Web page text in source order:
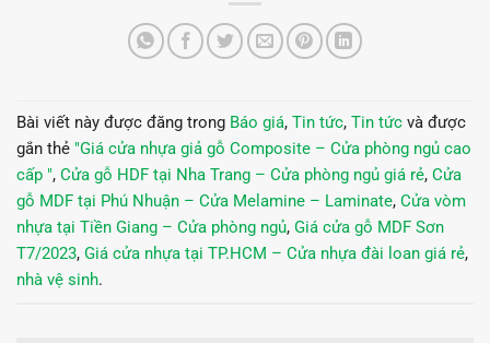
Bài viết này được đăng trong Báo giá, Tin tức, Tin tức và được
gắn thẻ "Giá cửa nhựa giả gỗ Composite – Cửa phòng ngủ cao
cấp ", Cửa gỗ HDF tại Nha Trang – Cửa phòng ngủ giá rẻ, Cửa
gỗ MDF tại Phú Nhuận – Cửa Melamine – Laminate, Cửa vòm
nhựa tại Tiền Giang – Cửa phòng ngủ, Giá cửa gỗ MDF Sơn
T7/2023, Giá cửa nhựa tại TP.HCM – Cửa nhựa đài loan giá rẻ,
nhà vệ sinh.